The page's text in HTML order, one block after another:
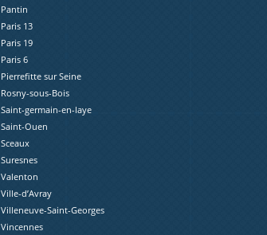
Pantin
Paris 13
Paris 19
Paris 6
Pierrefitte sur Seine
Rosny-sous-Bois
Saint-germain-en-laye
Saint-Ouen
Sceaux
Suresnes
Valenton
Ville-d’Avray
Villeneuve-Saint-Georges
Vincennes